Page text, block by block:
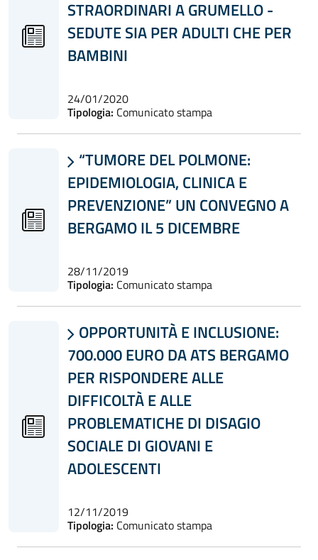
STRAORDINARI A GRUMELLO -
SEDUTE SIA PER ADULTI CHE PER
BAMBINI
24/01/2020
Tipologia: Comunicato stampa
 “TUMORE DEL POLMONE:
EPIDEMIOLOGIA, CLINICA E
PREVENZIONE” UN CONVEGNO A
BERGAMO IL 5 DICEMBRE
28/11/2019
Tipologia: Comunicato stampa
 OPPORTUNITÀ E INCLUSIONE:
700.000 EURO DA ATS BERGAMO
PER RISPONDERE ALLE
DIFFICOLTÀ E ALLE
PROBLEMATICHE DI DISAGIO
SOCIALE DI GIOVANI E
ADOLESCENTI
12/11/2019
Tipologia: Comunicato stampa